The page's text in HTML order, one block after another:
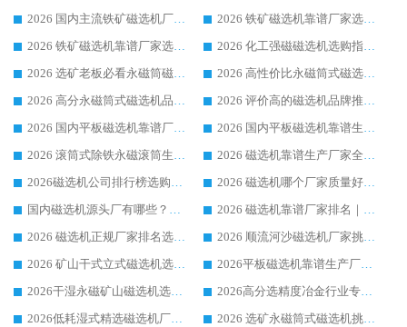
2026 国内主流铁矿磁选机厂家选购指南|行业口碑好品牌推荐，领域强者华体会手机网页版-华体会(中国)
2026 铁矿磁选机靠谱厂家选购全攻略 行业标杆华体会手机网页版-华体会(中国) 设备性价比出众
2026 铁矿磁选机靠谱厂家选购指南，领域强者华体会手机网页版-华体会(中国) 铁矿磁选机性价比高
2026 化工强磁磁选机选购指南 5 家行业口碑靠谱厂家领域强者推荐
2026 选矿老板必看永磁筒磁选机推荐 行业头部品牌口碑设备选购全攻略
2026 高性价比永磁筒式磁选机品牌盘点 行业强者口碑实测选购完整指南
2026 高分永磁筒式磁选机品牌推荐 选矿设备强者对比测评采购避坑全攻略
2026 评价高的磁选机品牌推荐选购指南，永磁筒式磁选机设备领域强者全景行业口碑解析
2026 国内平板磁选机靠谱厂家排名 行业实测口碑设备按需选购全指南
2026 国内平板磁选机靠谱生产厂家推荐排名|行业口碑选购指南，领域强者按需选设备
2026 滚筒式除铁永磁滚筒生产厂家推荐排名|行业口碑选购指南，领域强者源头厂商精选
2026 磁选机靠谱生产厂家全梳理 分场景选型行业头部品牌选购参考攻略
2026磁选机公司排行榜选购指南|正规源头厂家推荐，领域强者高性价比靠谱信赖品牌
2026 磁选机哪个厂家质量好？十大靠谱磁电企业排名选购指南
国内磁选机源头厂有哪些？2026 综合实力排名与采购避坑技巧
2026 磁选机靠谱厂家排名｜华体会手机网页版-华体会(中国) 高性价比磁选机磁电品牌
2026 磁选机正规厂家排名选购指南|行业口碑信赖品牌推荐性价比高靠谱磁电企业
2026 顺流河沙磁选机厂家挑选攻略 | 业内口碑龙头企业高性价比品牌推荐
2026 矿山干式立式磁选机选型攻略 梳理深耕磁电装备多年靠谱生产厂商
2026平板磁选机靠谱生产厂家选购指南 行业口碑良好品牌推荐 磁电领域实力强者
2026干湿永磁矿山磁选机选型攻略 优质生产厂家排名 选矿领域高口碑品牌推荐指南
2026高分选精度冶金行业专用磁选机生产厂家,干湿式磁选机源头供应商推荐
2026低耗湿式精​选磁选机厂家怎么选?湿式精选磁选机供应商，行业认可度较高生产厂家华体会手机网页版-华体会(中国) 全面解析
2026 选矿永磁筒式磁选机挑选指南 华体会手机网页版-华体会(中国) 推荐品牌行业口碑佳实力突出